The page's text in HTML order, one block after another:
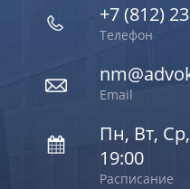
+7 (812)
Телефон
Email
Пн, Вт,
19:00
Расписание